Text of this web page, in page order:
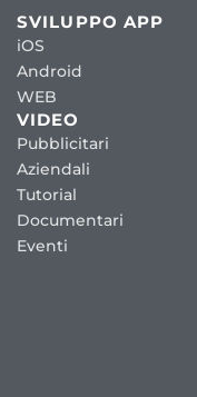
SVILUPPO APP
iOS
Android
WEB
VIDEO
Pubblicitari
Aziendali
Tutorial
Documentari
Eventi